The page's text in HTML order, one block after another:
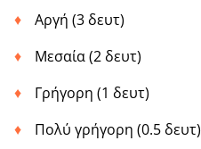
Αργή (3 δευτ)
Μεσαία (2 δευτ)
Γρήγορη (1 δευτ)
Πολύ γρήγορη (0.5 δευτ)